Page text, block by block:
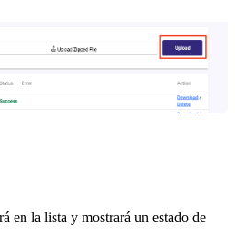
en la lista y mostrará un estado de